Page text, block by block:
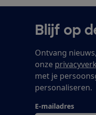
Blijf op
Ontvang
onze
met je
personaliseren.
E-mailadres